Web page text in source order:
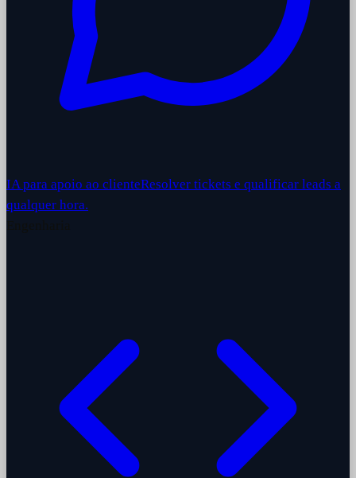
IA para apoio ao clienteResolver tickets e qualificar leads a
qualquer hora.